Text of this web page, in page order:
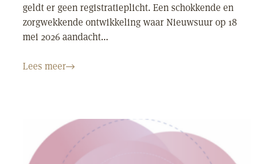
geldt er geen registratieplicht. Een schokkende en
zorgwekkende ontwikkeling waar Nieuwsuur op 18
mei 2026 aandacht...
Lees meer